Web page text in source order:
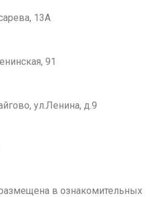
13А
91
ул.Ленина, д.9
в ознакомительных